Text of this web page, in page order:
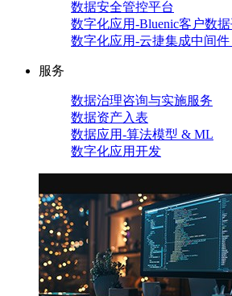
数据安全管控平台
数字化应用-Bluenic客户数据
数字化应用-云捷集成中间件
服务
数据治理咨询与实施服务
数据资产入表
数据应用-算法模型 & ML
数字化应用开发